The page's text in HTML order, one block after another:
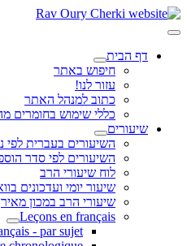
דף הבית
חיפוש באתר
עזור לנו!
כתוב למנהל האתר
כללי שימוש בחומרים
שיעורים
השיעורים בעברית לפי
השיעורים לפי סדר
לוח שיעורי הרב
שיעור יומי ועדכונים
שיעורי הרב במכון מאיר
Leçons en français
- par sujet